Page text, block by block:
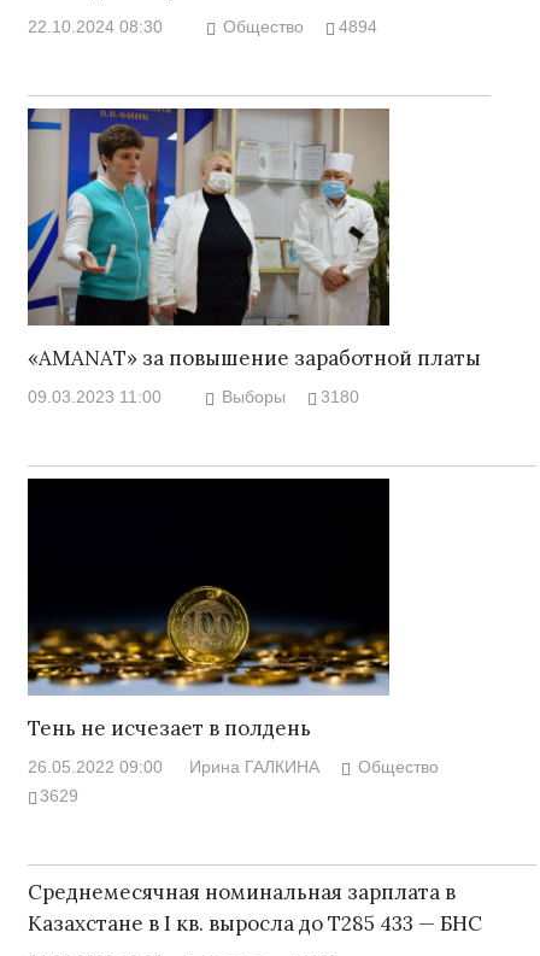
22.10.2024 08:30 Общество 4894
«AMANAT» за повышение заработной платы
09.03.2023 11:00 Выборы 3180
Тень не исчезает в полдень
26.05.2022 09:00 Ирина ГАЛКИНА
Общество
3629
Среднемесячная номинальная зарплата в
Казахстане в І кв. выросла до Т285 433 — БНС